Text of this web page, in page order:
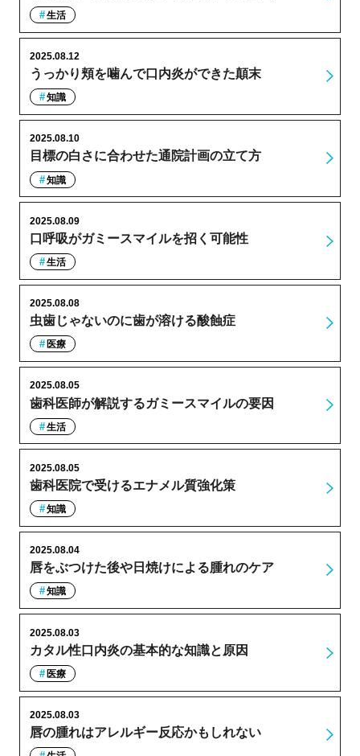
生活
うっかり頬を噛んで口内炎ができた顛末
2025.08.12
知識
目標の白さに合わせた通院計画の立て方
2025.08.10
知識
口呼吸がガミースマイルを招く可能性
2025.08.09
生活
虫歯じゃないのに歯が溶ける酸蝕症
2025.08.08
医療
歯科医師が解説するガミースマイルの要因
2025.08.05
生活
歯科医院で受けるエナメル質強化策
2025.08.05
知識
唇をぶつけた後や日焼けによる腫れのケア
2025.08.04
知識
カタル性口内炎の基本的な知識と原因
2025.08.03
医療
唇の腫れはアレルギー反応かもしれない
2025.08.03